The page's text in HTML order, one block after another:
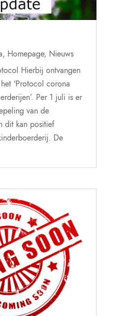
, Homepage, Nieuws
Hierbij ontvangen
‘Protocol corona
Per 1 juli is er
van de
dit kan positief
De